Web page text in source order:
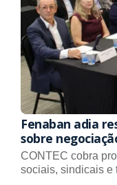
Fenaban adia
sobre
CONTEC cobra
sociais, sindicais e